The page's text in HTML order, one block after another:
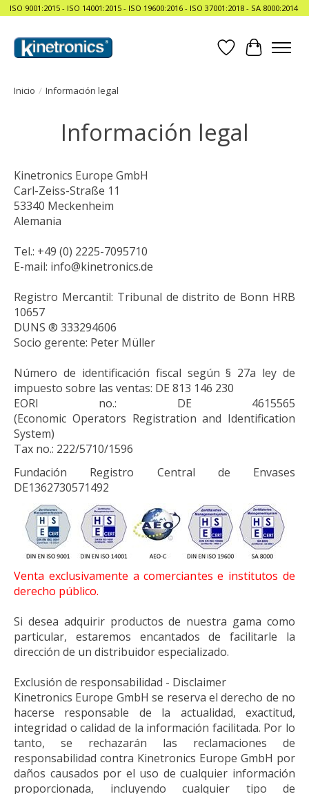
ISO 9001:2015 - ISO 14001:2015 - ISO 19600:2016 - ISO 37001:2018 - SA 8000:2014
Lista de deseos
Cesta
Inicio / Información legal
Información legal
Kinetronics Europe GmbH
Carl-Zeiss-Straße 11
53340 Meckenheim
Alemania
Tel.: +49 (0) 2225-7095710
E-mail: info@kinetronics.de
Registro Mercantil: Tribunal de distrito de Bonn HRB
10657
DUNS ® 333294606
Socio gerente: Peter Müller
Número de identificación fiscal según § 27a ley de
impuesto sobre las ventas: DE 813 146 230
EORI no.: DE 4615565
(Economic Operators Registration and Identification
System)
Tax no.: 222/5710/1596
Fundación Registro Central de Envases
DE1362730571492
Venta exclusivamente a comerciantes e institutos de
derecho público.
Si desea adquirir productos de nuestra gama como
particular, estaremos encantados de facilitarle la
dirección de un distribuidor especializado.
Exclusión de responsabilidad - Disclaimer
Kinetronics Europe GmbH se reserva el derecho de no
hacerse responsable de la actualidad, exactitud,
integridad o calidad de la información facilitada. Por lo
tanto, se rechazarán las reclamaciones de
responsabilidad contra Kinetronics Europe GmbH por
daños causados por el uso de cualquier información
proporcionada, incluyendo cualquier tipo de